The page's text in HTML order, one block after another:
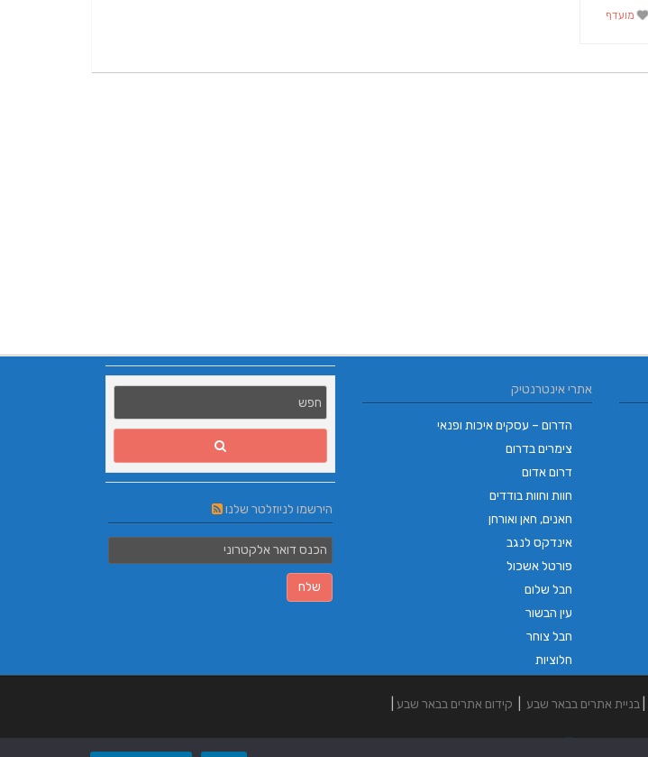
מועדף
הירשמו לניוזלטר שלנו
אתרי אינטרנטיק
הדרום – עסקים איכות ופנאי
צימרים בדרום
דרום אדום
חוות וחוות בודדים
חאנים, חאן ואורחן
אינדקס לנגב
פורטל אשכול
חבל שלום
עין הבשור
חבל צוחר
חלוציות
בניית אתרים בבאר שבע קידום אתרים בבאר שבע